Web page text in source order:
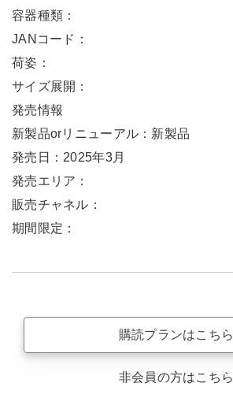
容器種類：
JANコード：
荷姿：
サイズ展開：
発売情報
新製品orリニューアル：新製品
発売日：2025年3月
発売エリア：
販売チャネル：
期間限定：
購読プランはこちら
非会員の方はこちら